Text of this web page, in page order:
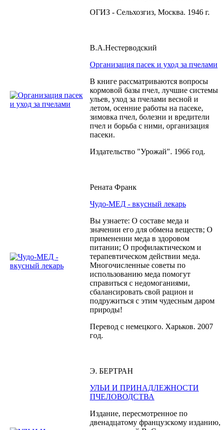
ОГИЗ - Сельхозгиз, Москва. 1946 г.
В.А.Нестерводский
Организация пасек и уход за пчелами
В книге рассматриваются вопросы
кормовой базы пчел, лучшие системы
ульев, уход за пчелами весной и
летом, осенние работы на пасеке,
зимовка пчел, болезни и вредители
пчел и борьба с ними, организация
пасеки.
Издательство "Урожай". 1966 год.
Рената Франк
Чудо-МЕД - вкусный лекарь
Вы узнаете: О составе меда и
значении его для обмена веществ; О
применении меда в здоровом
питании; О профилактическом и
терапевтическом действии меда.
Многочисленные советы по
использованию меда помогут
справиться с недомоганиями,
сбалансировать свой рацион и
подружиться с этим чудесным даром
природы!
Перевод с немецкого. Харьков. 2007
год.
Э. БЕРТРАН
УЛЬИ И ПРИНАДЛЕЖНОСТИ
ПЧЕЛОВОДСТВА
Издание, пересмотренное по
двенадцатому французскому изданию,